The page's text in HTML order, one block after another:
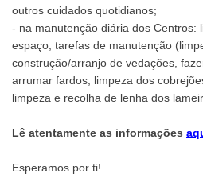
outros cuidados quotidianos;
- na manutenção diária dos Centros:
espaço, tarefas de manutenção
construção/arranjo de vedações,
arrumar fardos, limpeza dos
limpeza e recolha de lenha dos
Lê atentamente as informações
Esperamos por ti!